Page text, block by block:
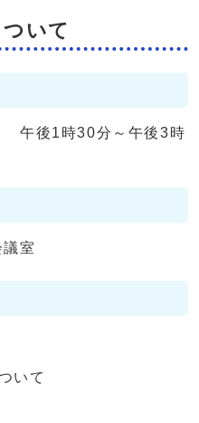
いて
午後1時30分～午後3時
室
いて